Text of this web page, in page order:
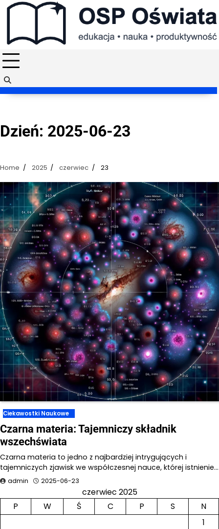
Skip
Dzień: 2025-06-23
Home 2025 czerwiec 23
Ciekawostki Naukowe
Czarna materia: Tajemniczy składnik
wszechświata
Czarna materia to jedno z najbardziej intrygujących i
tajemniczych zjawisk we współczesnej nauce, której istnienie…
admin 2025-06-23
czerwiec 2025
P
W Ś C P S
N
1